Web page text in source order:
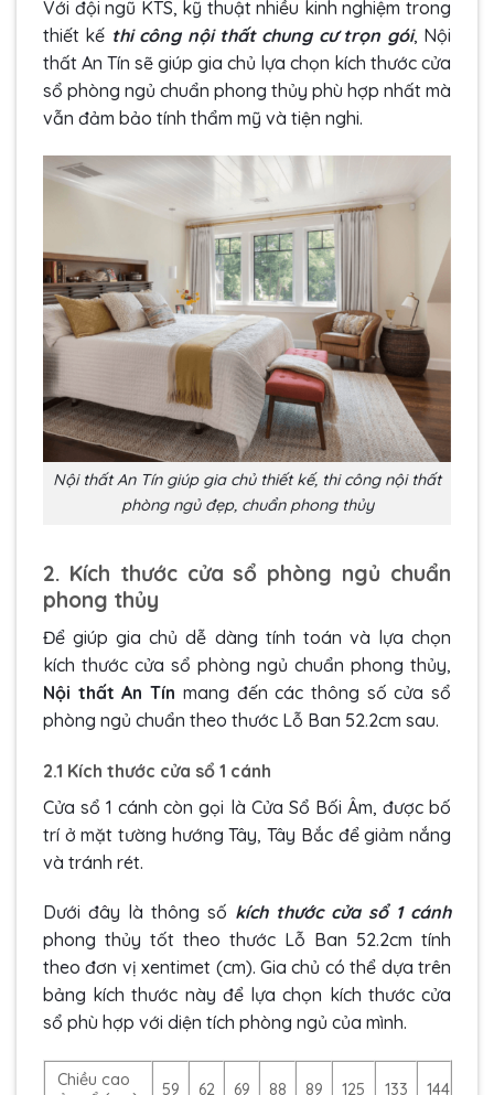
Với đội ngũ KTS, kỹ thuật nhiều kinh nghiệm trong
thiết kế thi công nội thất chung cư trọn gói, Nội
thất An Tín sẽ giúp gia chủ lựa chọn kích thước cửa
sổ phòng ngủ chuẩn phong thủy phù hợp nhất mà
vẫn đảm bảo tính thẩm mỹ và tiện nghi.
Nội thất An Tín giúp gia chủ thiết kế, thi công nội thất
phòng ngủ đẹp, chuẩn phong thủy
2. Kích thước cửa sổ phòng ngủ chuẩn
phong thủy
Để giúp gia chủ dễ dàng tính toán và lựa chọn
kích thước cửa sổ phòng ngủ chuẩn phong thủy,
Nội thất An Tín mang đến các thông số cửa sổ
phòng ngủ chuẩn theo thước Lỗ Ban 52.2cm sau.
2.1 Kích thước cửa sổ 1 cánh
Cửa sổ 1 cánh còn gọi là Cửa Sổ Bối Âm, được bố
trí ở mặt tường hướng Tây, Tây Bắc để giảm nắng
và tránh rét.
Dưới đây là thông số kích thước cửa sổ 1 cánh
phong thủy tốt theo thước Lỗ Ban 52.2cm tính
theo đơn vị xentimet (cm). Gia chủ có thể dựa trên
bảng kích thước này để lựa chọn kích thước cửa
sổ phù hợp với diện tích phòng ngủ của mình.
Chiều cao
59 62 69 88 89 125 133 144